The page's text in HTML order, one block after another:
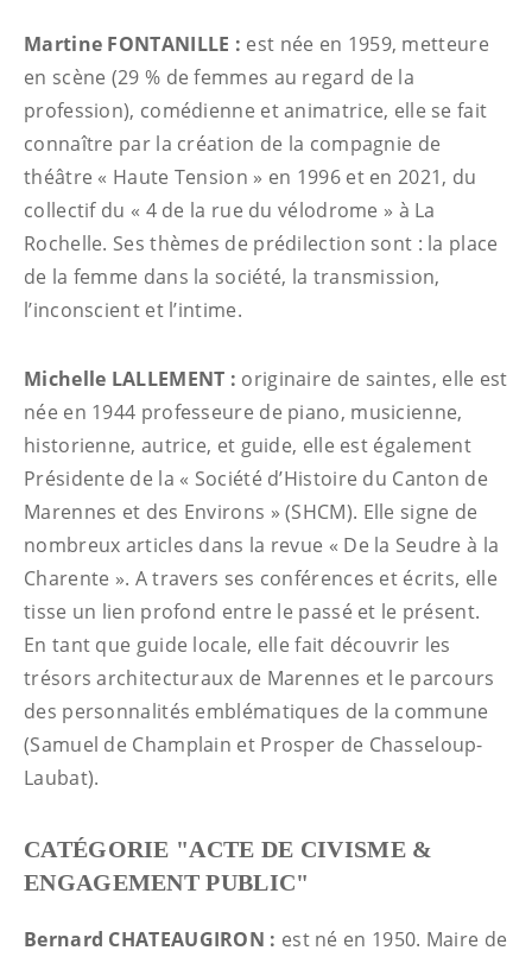
Martine FONTANILLE : est née en 1959, metteure
en scène (29 % de femmes au regard de la
profession), comédienne et animatrice, elle se fait
connaître par la création de la compagnie de
théâtre « Haute Tension » en 1996 et en 2021, du
collectif du « 4 de la rue du vélodrome » à La
Rochelle. Ses thèmes de prédilection sont : la place
de la femme dans la société, la transmission,
l’inconscient et l’intime.
Michelle LALLEMENT : originaire de saintes, elle est
née en 1944 professeure de piano, musicienne,
historienne, autrice, et guide, elle est également
Présidente de la « Société d’Histoire du Canton de
Marennes et des Environs » (SHCM). Elle signe de
nombreux articles dans la revue « De la Seudre à la
Charente ». A travers ses conférences et écrits, elle
tisse un lien profond entre le passé et le présent.
En tant que guide locale, elle fait découvrir les
trésors architecturaux de Marennes et le parcours
des personnalités emblématiques de la commune
(Samuel de Champlain et Prosper de Chasseloup-
Laubat).
CATÉGORIE "ACTE DE CIVISME &
ENGAGEMENT PUBLIC"
Bernard CHATEAUGIRON : est né en 1950. Maire de